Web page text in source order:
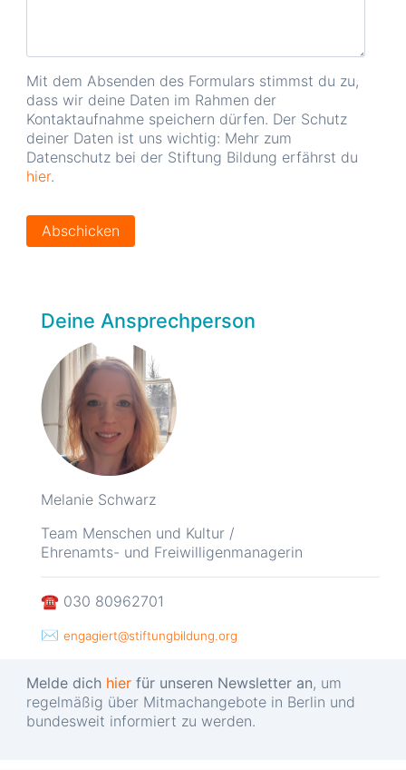
Mit dem Absenden des Formulars stimmst du zu,
dass wir deine Daten im Rahmen der
Kontaktaufnahme speichern dürfen. Der Schutz
deiner Daten ist uns wichtig: Mehr zum
Datenschutz bei der Stiftung Bildung erfährst du
hier.
Deine Ansprechperson
Melanie Schwarz
Team Menschen und Kultur /
Ehrenamts- und Freiwilligenmanagerin
☎ 030 80962701
✉ engagiert@stiftungbildung.org
Melde dich hier für unseren Newsletter an, um
regelmäßig über Mitmachangebote in Berlin und
bundesweit informiert zu werden.